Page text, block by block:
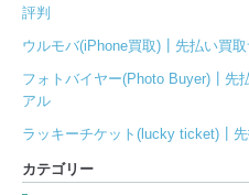
評判
ウルモバ(iPhone買取)┃先払い買
フォトバイヤー(Photo Buyer)┃先
アル
ラッキーチケット(lucky ticket)┃
カテゴリー